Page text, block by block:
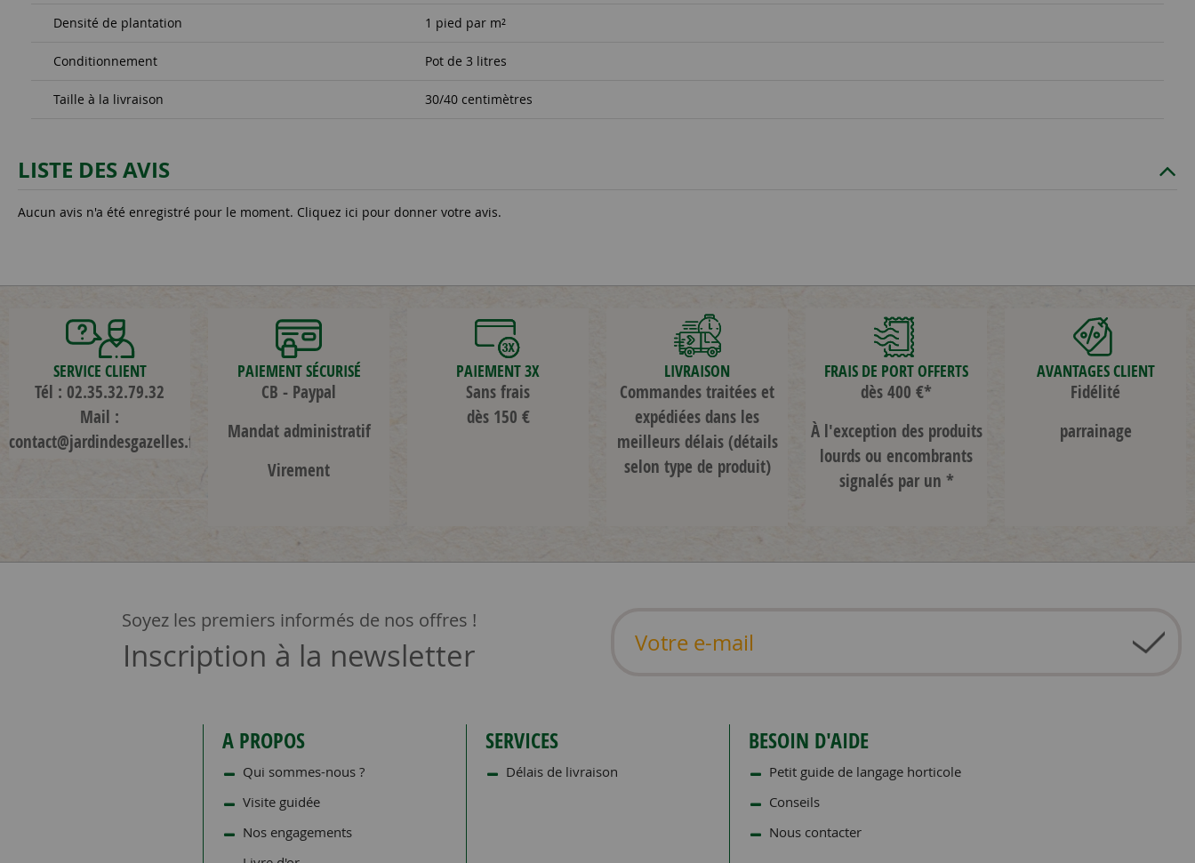
Densité de plantation 1 pied par m²
Conditionnement Pot de 3 litres
Taille à la livraison 30/40 centimètres
LISTE DES AVIS
Aucun avis n'a été enregistré pour le moment. Cliquez ici pour donner votre avis.
SERVICE CLIENT
Tél : 02.35.32.79.32
Mail :
contact@jardindesgazelles.fr
PAIEMENT SÉCURISÉ
CB - Paypal
Mandat administratif
Virement
PAIEMENT 3X
Sans frais
dès 150 €
LIVRAISON
Commandes traitées et
expédiées dans les
meilleurs délais(détails
selon type de produit)
FRAIS DE PORT OFFERTS
dès 400 €*
À l'exception des produits
lourds ou encombrants
signalés par un *
AVANTAGES CLIENT
Fidélité
parrainage
Soyez les premiers informés de nos offres !
Inscription à la newsletter
A PROPOS
Qui sommes-nous ?
Visite guidée
Nos engagements
SERVICES
Délais de livraison
BESOIN D'AIDE
Petit guide de langage horticole
Conseils
Nous contacter